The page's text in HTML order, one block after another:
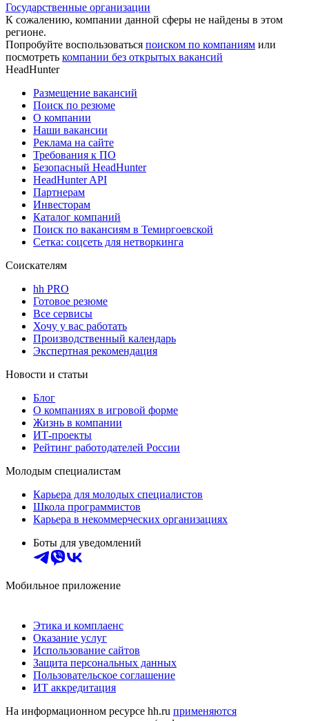
Государственные организации
К сожалению, компании данной сферы не найдены в этом
регионе.
Попробуйте воспользоваться поиском по компаниям или
посмотреть компании без открытых вакансий
HeadHunter
Размещение вакансий
Поиск по резюме
О компании
Наши вакансии
Реклама на сайте
Требования к ПО
Безопасный HeadHunter
HeadHunter API
Партнерам
Инвесторам
Каталог компаний
Поиск по вакансиям в Темиргоевской
Сетка: соцсеть для нетворкинга
Соискателям
hh PRO
Готовое резюме
Все сервисы
Хочу у вас работать
Производственный календарь
Экспертная рекомендация
Новости и статьи
Блог
О компаниях в игровой форме
Жизнь в компании
ИТ-проекты
Рейтинг работодателей России
Молодым специалистам
Карьера для молодых специалистов
Школа программистов
Карьера в некоммерческих организациях
Боты для уведомлений
Мобильное приложение
Этика и комплаенс
Оказание услуг
Использование сайтов
Защита персональных данных
Пользовательское соглашение
ИТ аккредитация
На информационном ресурсе hh.ru применяются